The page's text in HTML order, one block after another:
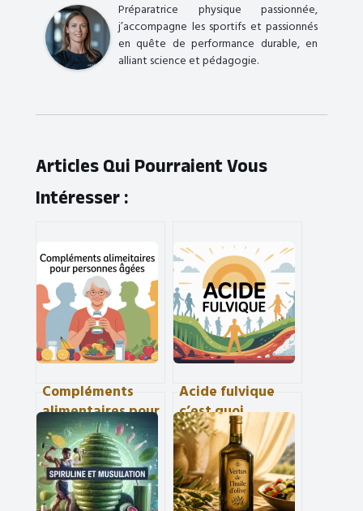
Préparatrice physique passionnée,
j’accompagne les sportifs et passionnés
en quête de performance durable, en
alliant science et pédagogie.
Articles Qui Pourraient Vous
Intéresser :
Compléments
alimentaires pour
personnes âgées :
bien choisir et
éviter les pièges
Acide fulvique
c’est quoi
exactement et
pourquoi vous en
parle-t-on autant